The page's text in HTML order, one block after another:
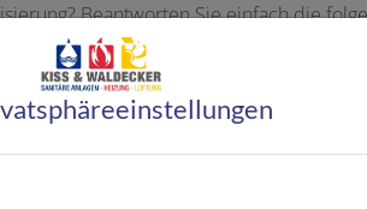
Beantworten Sie einfach die
unter Berücksichtigung von